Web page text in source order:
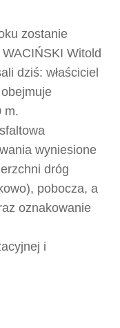
zostanie
Witold
dziś: właściciel
m.
wyniesione
dróg
pobocza, a
oznakowanie
i